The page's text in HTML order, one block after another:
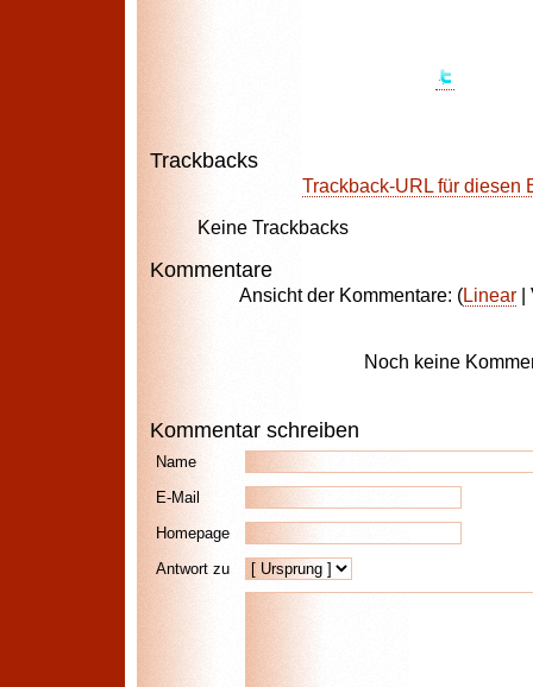
Trackbacks
Trackback-URL für diesen
Keine Trackbacks
Kommentare
Ansicht der Kommentare: (Linear|
Noch keine
Kommentar schreiben
Name
E-Mail
Homepage
Antwort zu